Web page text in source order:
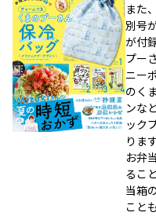
また
別号
が付
プー
ニー
のく
ンな
ック
ります
お弁
るこ
当箱
こと